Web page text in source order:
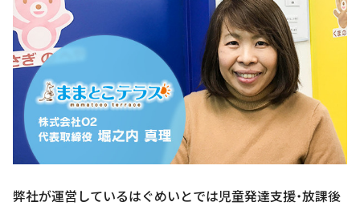
弊社が運営しているはぐめいとでは児童発達支援・放課後